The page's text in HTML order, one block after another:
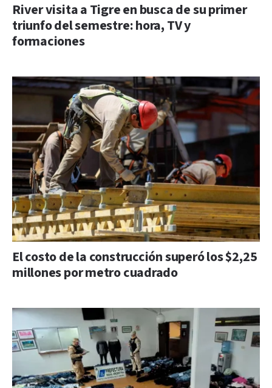
River visita a Tigre en busca de su primer
triunfo del semestre: hora, TV y
formaciones
El costo de la construcción superó los $2,25
millones por metro cuadrado